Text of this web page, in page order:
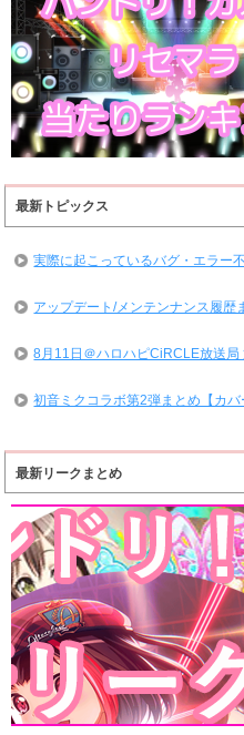
最新トピックス
実際に起こっているバグ・エラー
アップデート/メンテンナンス履歴
8月11日＠ハロハピCiRCLE放送局
初音ミクコラボ第2弾まとめ【カバ
最新リークまとめ